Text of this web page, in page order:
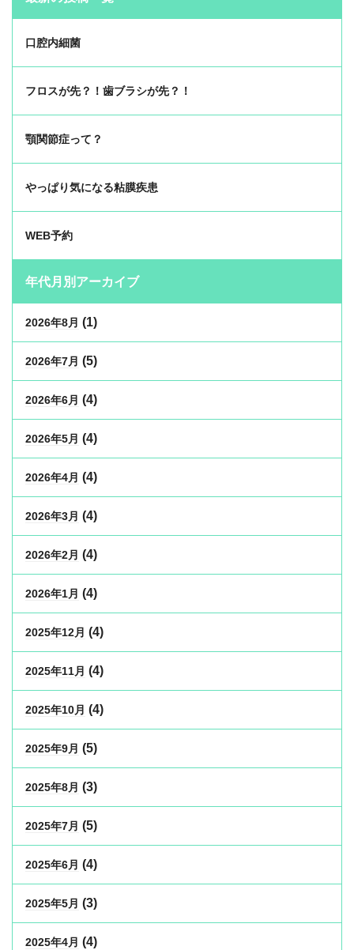
口腔内細菌
フロスが先？！歯ブラシが先？！
顎関節症って？
やっぱり気になる粘膜疾患
WEB予約
年代月別アーカイブ
2026年8月 (1)
2026年7月 (5)
2026年6月 (4)
2026年5月 (4)
2026年4月 (4)
2026年3月 (4)
2026年2月 (4)
2026年1月 (4)
2025年12月 (4)
2025年11月 (4)
2025年10月 (4)
2025年9月 (5)
2025年8月 (3)
2025年7月 (5)
2025年6月 (4)
2025年5月 (3)
2025年4月 (4)